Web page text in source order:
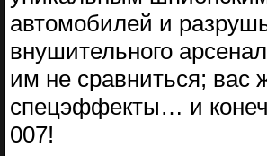
автомобилей и
внушительного
им не сравниться; вас
спецэффекты… и
007!